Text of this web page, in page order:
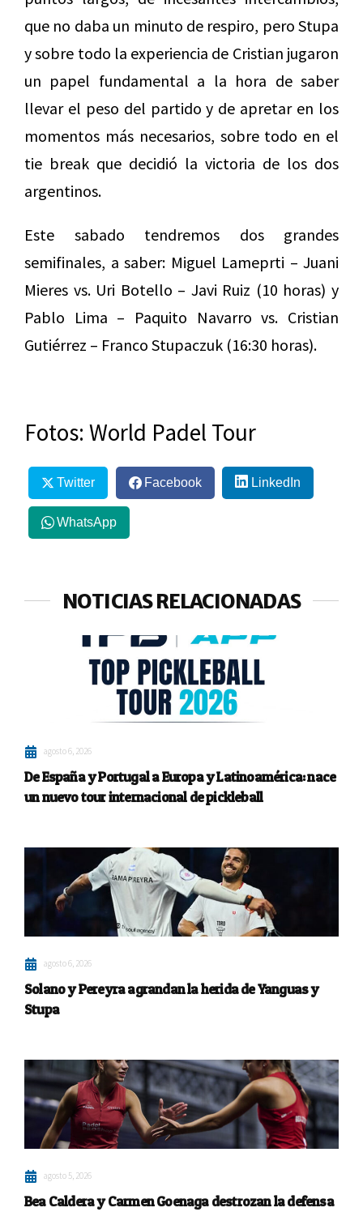
que no daba un minuto de respiro, pero Stupa
y sobre todo la experiencia de Cristian jugaron
un papel fundamental a la hora de saber
llevar el peso del partido y de apretar en los
momentos más necesarios, sobre todo en el
tie break que decidió la victoria de los dos
argentinos.
Este sabado tendremos dos grandes
semifinales, a saber: Miguel Lameprti – Juani
Mieres vs. Uri Botello – Javi Ruiz (10 horas) y
Pablo Lima – Paquito Navarro vs. Cristian
Gutiérrez – Franco Stupaczuk (16:30 horas).
Fotos: World Padel Tour
Twitter Facebook LinkedIn
WhatsApp
NOTICIAS RELACIONADAS
agosto 6, 2026
De España y Portugal a Europa y Latinoamérica: nace
un nuevo tour internacional de pickleball
agosto 6, 2026
Solano y Pereyra agrandan la herida de Yanguas y
Stupa
agosto 5, 2026
Bea Caldera y Carmen Goenaga destrozan la defensa